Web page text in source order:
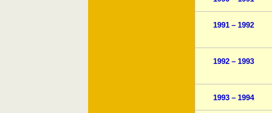
1991 – 1992
1992 – 1993
1993 – 1994